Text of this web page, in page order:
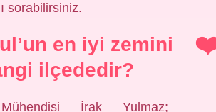
sorabilirsiniz.
en iyi zemini
ilçededir?
İrak Yulmaz;